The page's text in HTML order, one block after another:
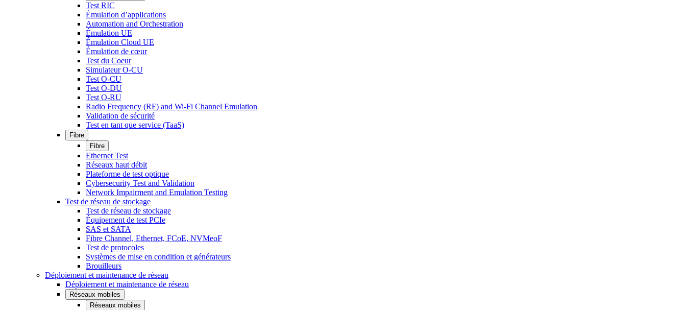
Test RIC
Émulation d’applications
Automation and Orchestration
Émulation UE
Émulation Cloud UE
Émulation de cœur
Test du Coeur
Simulateur O-CU
Test O-CU
Test O-DU
Test O-RU
Radio Frequency (RF) and Wi-Fi Channel Emulation
Validation de sécurité
Test en tant que service (TaaS)
Fibre
Fibre
Ethernet Test
Réseaux haut débit
Plateforme de test optique
Cybersecurity Test and Validation
Network Impairment and Emulation Testing
Test de réseau de stockage
Test de réseau de stockage
Équipement de test PCIe
SAS et SATA
Fibre Channel, Ethernet, FCoE, NVMeoF
Test de protocoles
Systèmes de mise en condition et générateurs
Brouilleurs
Déploiement et maintenance de réseau
Déploiement et maintenance de réseau
Réseaux mobiles
Réseaux mobiles